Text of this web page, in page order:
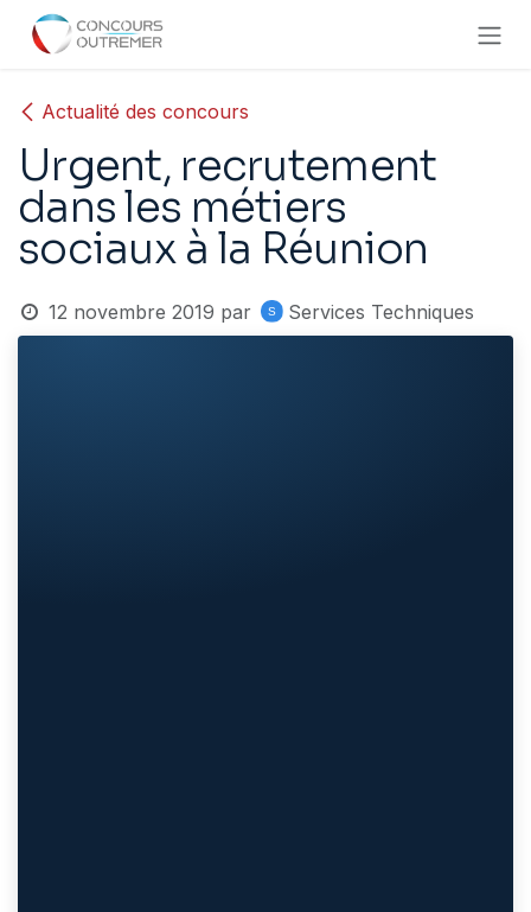
Se rendre au contenu
Actualité des concours
Urgent, recrutement
dans les métiers
sociaux à la Réunion
12 novembre 2019 par Services Techniques